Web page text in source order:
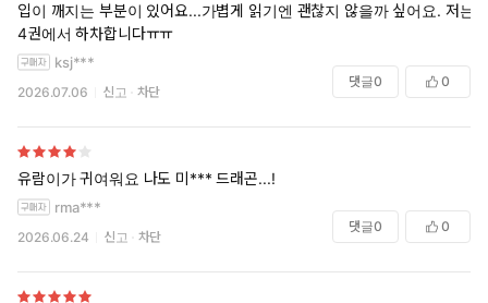
입이 깨지는 부분이 있어요...가볍게 읽기엔 괜찮지 않을까 싶어요. 저는
4권에서 하차합니다ㅠㅠ
ksj***
2026.07.06 신고 차단
댓글0 0
유람이가 귀여워요 나도 미*** 드래곤...!
rma***
2026.06.24 신고 차단
댓글0 0